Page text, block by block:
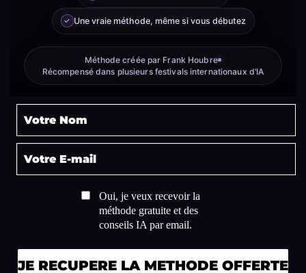
✓ Une vraie méthode, même si vous débutez
Méthode créée par Frank Houbre
Récompensé dans plusieurs festivals internationaux d’IA
Oui, je veux recevoir la
méthode gratuite et des
conseils IA par email.
JE RECUPERE LA METHODE OFFERTE